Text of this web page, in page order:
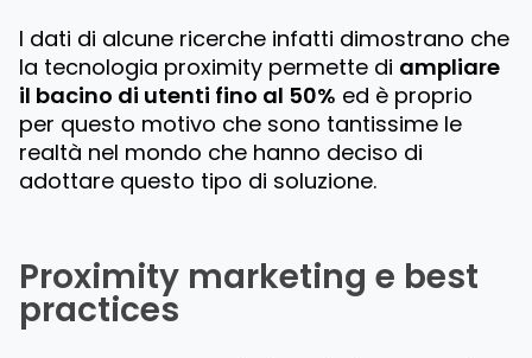
I dati di alcune ricerche infatti dimostrano che
la tecnologia proximity permette di ampliare
il bacino di utenti fino al 50% ed è proprio
per questo motivo che sono tantissime le
realtà nel mondo che hanno deciso di
adottare questo tipo di soluzione.
Proximity marketing e best
practices